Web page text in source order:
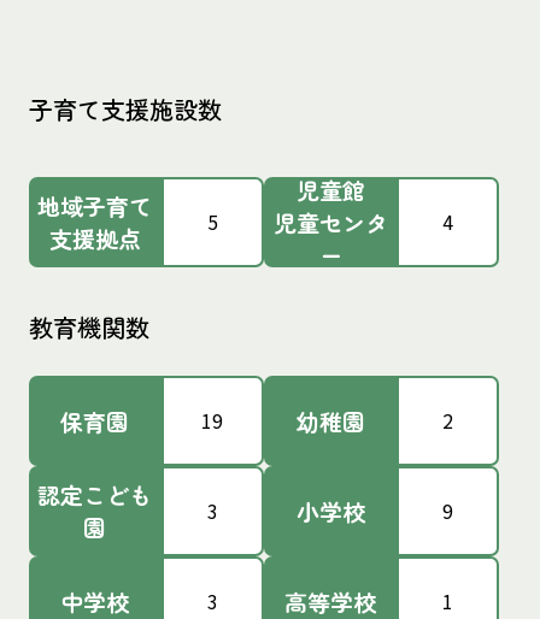
子育て支援施設数
地域子育て
支援拠点
5
児童館
児童センタ
ー
4
教育機関数
保育園 19 幼稚園 2
認定こども
園
3 小学校 9
中学校 3 高等学校 1